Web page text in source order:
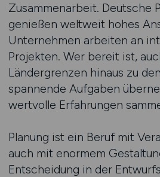
Zusammenarbeit. Deutsche
genießen weltweit hohes
Unternehmen arbeiten an
Projekten. Wer bereit ist,
Ländergrenzen hinaus zu
spannende Aufgaben
wertvolle Erfahrungen
Planung ist ein Beruf mit
auch mit enormem
Entscheidung in der